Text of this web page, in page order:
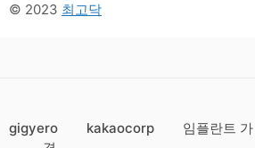
© 2023 최고닥
gigyero kakaocorp
임플란트 가